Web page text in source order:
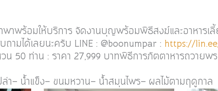
พร้อมให้บริการ จัดงานบุญพร้อมพิธีสงฆ์และอาหารเลี้
มได้เลยนะครับ LINE : @boonumpar : https://
น 50 ท่าน : ราคา 27,999 บาทพิธีการภัตตาหารถวายพ
า- น้ำแข็ง- ขนมหวาน- น้ำสมุนไพร- ผลไม้ตามฤดูกาล